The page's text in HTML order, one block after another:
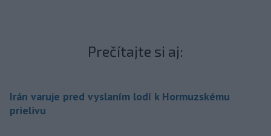
Prečítajte si aj:
Irán varuje pred vyslaním lodí k Hormuzskému
prielivu